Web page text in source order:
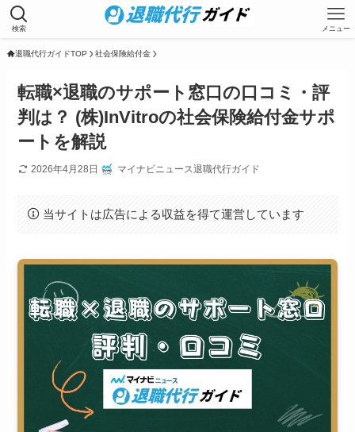
検索 メニュー
退職代行ガイドTOP 社会保険給付金
転職×退職のサポート窓口の口コミ・評
判は？ (株)InVitroの社会保険給付金サポ
ートを解説
2026年4月28日 マイナビニュース退職代行ガイド
当サイトは広告による収益を得て運営しています